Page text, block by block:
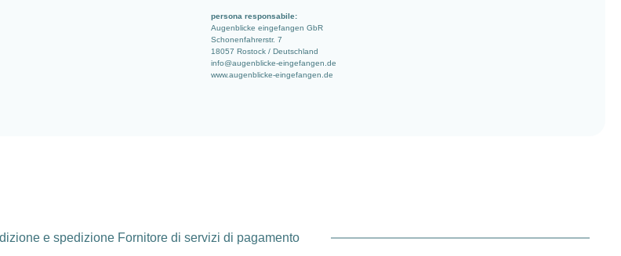
persona responsabile:
Augenblicke eingefangen GbR
Schonenfahrerstr. 7
18057 Rostock / Deutschland
info@augenblicke-eingefangen.de
www.augenblicke-eingefangen.de
e spedizione Fornitore di servizi di pagamento